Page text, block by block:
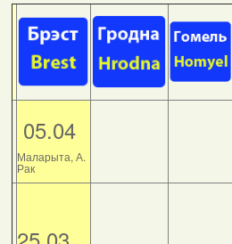
05.04
Маларыта, А.
Рак